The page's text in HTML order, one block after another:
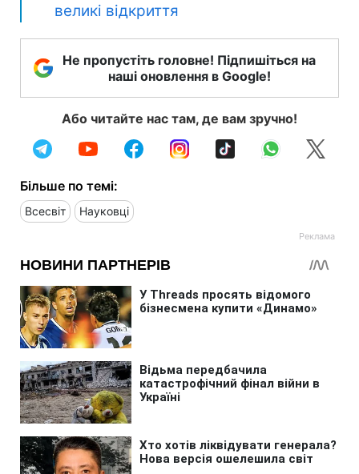
великі відкриття
Не пропустіть головне! Підпишіться на
наші оновлення в Google!
Або читайте нас там, де вам зручно!
Більше по темі:
Всесвіт Науковці